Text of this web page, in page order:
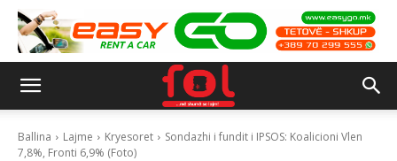
Ballina Lajme Kryesoret
Sondazhi i fundit i IPSOS: Koalicioni Vlen
7,8%, Fronti 6,9% (Foto)